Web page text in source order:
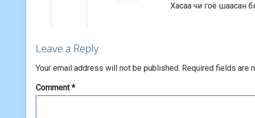
Хасаа чи гоё шаасан
Leave a Reply
Your email address will not be published. Required fields are
Comment*